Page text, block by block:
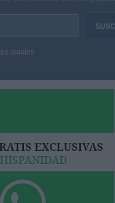
legales